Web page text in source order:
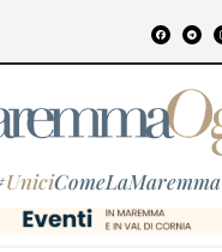
UniciComeLaMaremma